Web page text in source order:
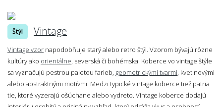
Štýl Vintage
Vintage vzor napodobňuje starý alebo retro štýl. Vzorom bývajú rôzne
kultúry ako orientálne , severská či bohémska. Koberce vo vintage štýle
sa vyznačujú pestrou paletou farieb, geometrickými tvarmi , kvetinovými
alebo abstraktnými motívmi. Medzi typické vintage koberce tiež patria
tie, ktoré vyzerajú ošúchane alebo vydreto. Vintage koberce dodajú